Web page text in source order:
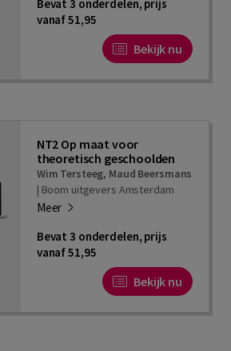
Bevat 3 onderdelen, prijs
vanaf 51,95
Bekijk nu
NT2 Op maat voor
theoretisch geschoolden
Wim Tersteeg, Maud Beersmans
| Boom uitgevers Amsterdam
Meer
Bevat 3 onderdelen, prijs
vanaf 51,95
Bekijk nu